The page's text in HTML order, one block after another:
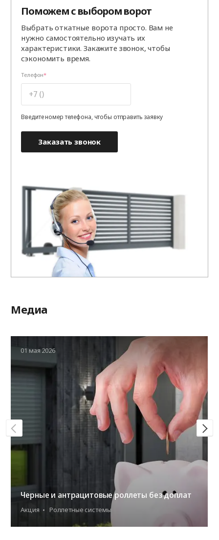
Поможем с выбором ворот
Выбрать откатные ворота просто. Вам не
нужно самостоятельно изучать их
характеристики. Закажите звонок, чтобы
сэкономить время.
Телефон
Введите номер телефона, чтобы отправить заявку
Заказать звонок
Медиа
01 мая 2026
Черные и антрацитовые роллеты без доплат
Акция Роллетные системы